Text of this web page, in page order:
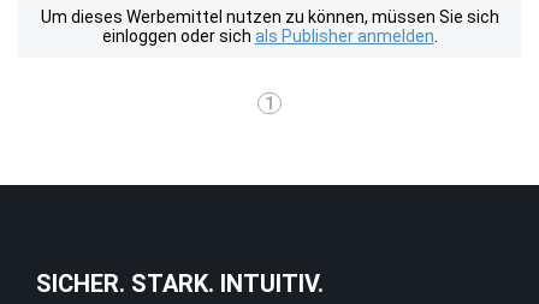
Um dieses Werbemittel nutzen zu können, müssen Sie sich
einloggen oder sich als Publisher anmelden
1
SICHER. STARK. INTUITIV.